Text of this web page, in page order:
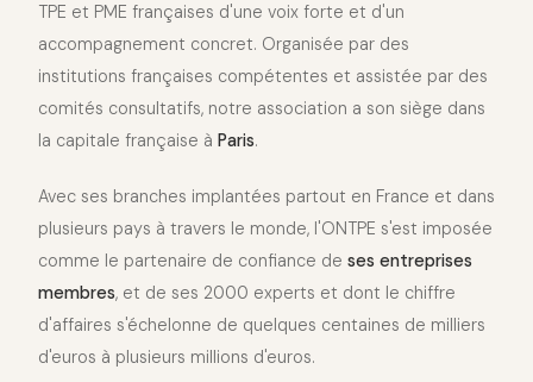
TPE et PME françaises d'une voix forte et d'un
accompagnement concret. Organisée par des
institutions françaises compétentes et assistée par des
comités consultatifs, notre association a son siège dans
la capitale française à Paris.
Avec ses branches implantées partout en France et dans
plusieurs pays à travers le monde, l'ONTPE s'est imposée
comme le partenaire de confiance de ses entreprises
membres, et de ses 2000 experts et dont le chiffre
d'affaires s'échelonne de quelques centaines de milliers
d'euros à plusieurs millions d'euros.